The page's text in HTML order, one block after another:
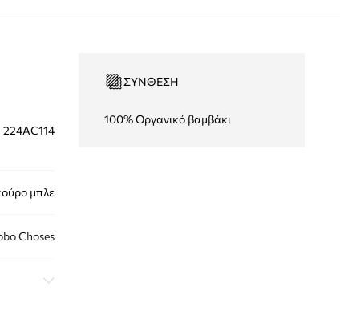
224AC114
μπλε
Choses
ΣΎΝΘΕΣΗ
100% Οργανικό βαμβάκι